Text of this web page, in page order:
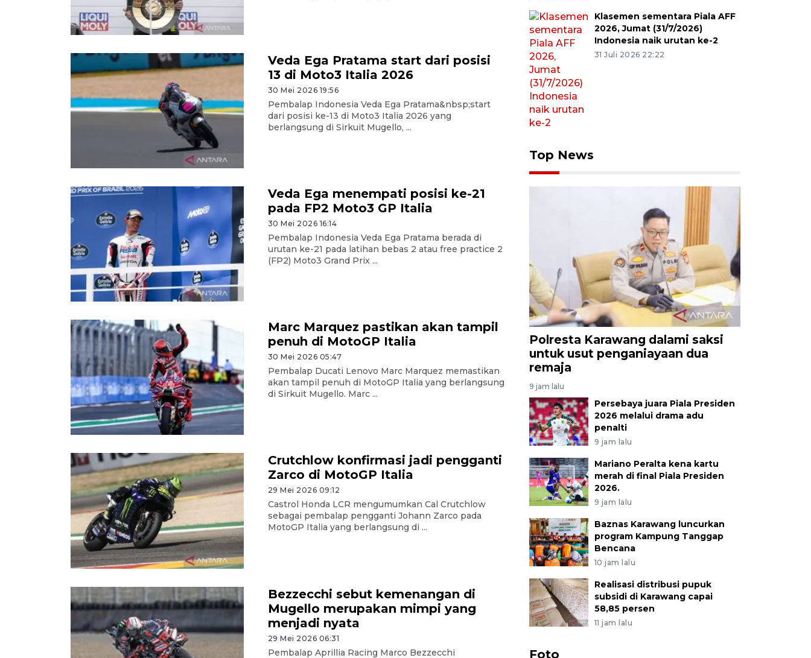
Veda Ega Pratama start dari posisi
13 di Moto3 Italia 2026
30 Mei 2026 19:56
Pembalap Indonesia Veda Ega Pratama&nbsp;start
dari posisi ke-13 di Moto3 Italia 2026 yang
berlangsung di Sirkuit Mugello, ...
Veda Ega menempati posisi ke-21
pada FP2 Moto3 GP Italia
30 Mei 2026 16:14
Pembalap Indonesia Veda Ega Pratama berada di
urutan ke-21 pada latihan bebas 2 atau free practice 2
(FP2) Moto3 Grand Prix ...
Marc Marquez pastikan akan tampil
penuh di MotoGP Italia
30 Mei 2026 05:47
Pembalap Ducati Lenovo Marc Marquez memastikan
akan tampil penuh di MotoGP Italia yang berlangsung
di Sirkuit Mugello. Marc ...
Crutchlow konfirmasi jadi pengganti
Zarco di MotoGP Italia
29 Mei 2026 09:12
Castrol Honda LCR mengumumkan Cal Crutchlow
sebagai pembalap pengganti Johann Zarco pada
MotoGP Italia yang berlangsung di ...
Bezzecchi sebut kemenangan di
Mugello merupakan mimpi yang
menjadi nyata
29 Mei 2026 06:31
Pembalap Aprillia Racing Marco Bezzecchi
Klasemen sementara Piala AFF
2026, Jumat (31/7/2026)
Indonesia naik urutan ke-2
31 Juli 2026 22:22
Top News
Polresta Karawang dalami saksi
untuk usut penganiayaan dua
remaja
9 jam lalu
Persebaya juara Piala Presiden
2026 melalui drama adu
penalti
9 jam lalu
Mariano Peralta kena kartu
merah di final Piala Presiden
2026.
9 jam lalu
Baznas Karawang luncurkan
program Kampung Tanggap
Bencana
10 jam lalu
Realisasi distribusi pupuk
subsidi di Karawang capai
58,85 persen
11 jam lalu
Foto